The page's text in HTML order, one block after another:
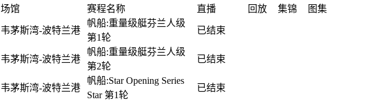
场馆 赛程名称 直播 回放 集锦
图集
韦茅斯湾-波特兰港
帆船:重量级艇芬兰人级
第1轮
已结束
韦茅斯湾-波特兰港
帆船:重量级艇芬兰人级
第2轮
已结束
韦茅斯湾-波特兰港
帆船:Star Opening Series
Star 第1轮
已结束